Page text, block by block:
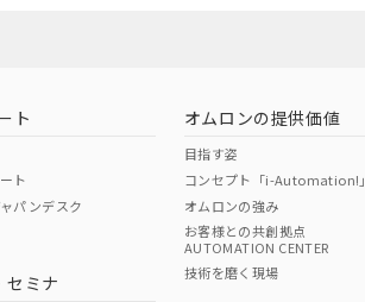
ページへ
ト
ト
パンデスク
セミナ
オムロンの提供価値
目指す姿
コンセプト「i-Automation!」
オムロンの強み
お客様との共創拠点
AUTOMATION CENTER
技術を磨く現場